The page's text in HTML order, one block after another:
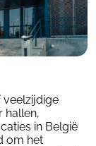
veelzijdige
hallen,
in België
om het